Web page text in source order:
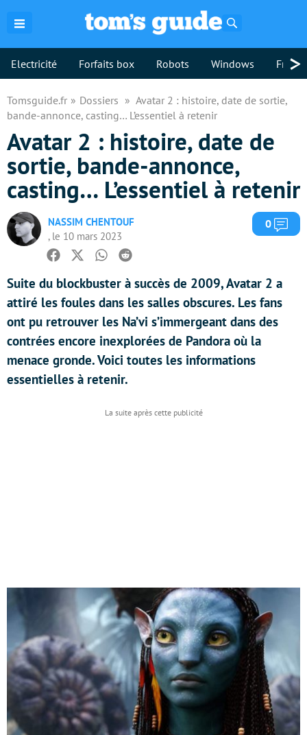
Electricité Forfaits box Robots Windows >
Tomsguide.fr Dossiers
Avatar 2 : histoire, date de sortie,
bande-annonce, casting… L’essentiel à retenir
Avatar 2 : histoire, date de
sortie, bande-annonce,
casting… L’essentiel à retenir
NASSIM CHENTOUF
, le 10 mars 2023
0
Facebook
TwitterWhatsapp
Reddit
Suite du blockbuster à succès de 2009, Avatar 2 a
attiré les foules dans les salles obscures. Les fans
ont pu retrouver les Na’vi s’immergeant dans des
contrées encore inexplorées de Pandora où la
menace gronde. Voici toutes les informations
essentielles à retenir.